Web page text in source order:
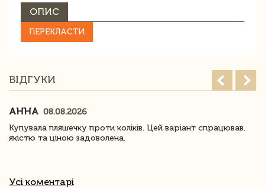
ОПИС
ПЕРЕКЛАСТИ
ВІДГУКИ
АННА 08.08.2026
Купувала пляшечку проти коліків. Цей варіант спрацював.
якістю та ціною задоволена.
Усі коментарі